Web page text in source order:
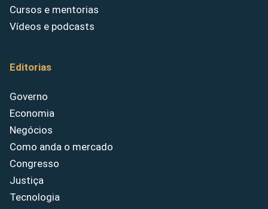
Cursos e mentorias
Vídeos e podcasts
Editorias
Governo
Economia
Negócios
Como anda o mercado
Congresso
Justiça
Tecnologia